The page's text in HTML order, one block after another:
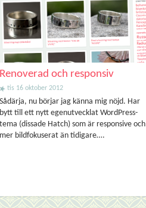
Renoverad och responsiv
tis 16 oktober 2012
Sådärja, nu börjar jag känna mig nöjd. Har
bytt till ett nytt egenutvecklat WordPress-
tema (dissade Hatch) som är responsive och
mer bildfokuserat än tidigare….